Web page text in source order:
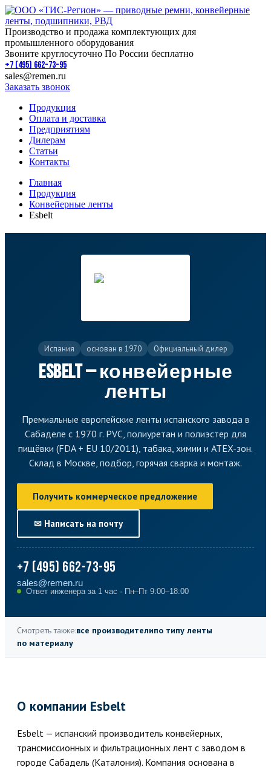
Производство и продажа комплектующих для
промышленного оборудования
Звоните круглосуточно По России бесплатно
+7 (495) 662-73-95
sales@remen.ru
Заказать звонок
Продукция
Оплата и доставка
Предприятиям
Дилерам
Статьи
Контакты
Главная
Продукция
Конвейерные ленты
Esbelt
Испания основан в 1970 Официальный дилер
Esbelt — конвейерные
ленты
Премиальные европейские ленты испанского завода в
Сабаделе с 1970 г. PVC, полиуретан и полиэстер для
пищёвки (FDA + EU 10/2011), табака, химии и ATEX-зон.
Склад в Москве, подбор, горячая сварка и монтаж.
Получить коммерческое предложение
✉ Написать на почту
+7 (495) 662-73-95
sales@remen.ru
Ответ инженера за 1 час · Пн–Пт 9:00–18:00
Смотреть также:все производителипо типу ленты
по материалу
О компании Esbelt
Esbelt — испанский производитель конвейерных,
трансмиссионных и фильтрационных лент с заводом в
городе Сабадель (Каталония). Компания основана в